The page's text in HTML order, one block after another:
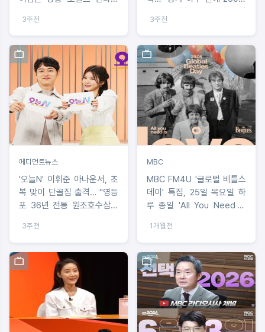
3주전
증 반전 이력까지 공개"
3주전
메디먼트뉴스
'오늘N' 이휘준 아나운서, 초
복 맞이 단골집 출격… "영등
포 36년 전통 원조호수삼계
화의 비결"
3주전
MBC
MBC FM4U '글로벌 비틀스
데이' 특집, 25일 목요일 하
루 종일 'All You Need Is
1개월전